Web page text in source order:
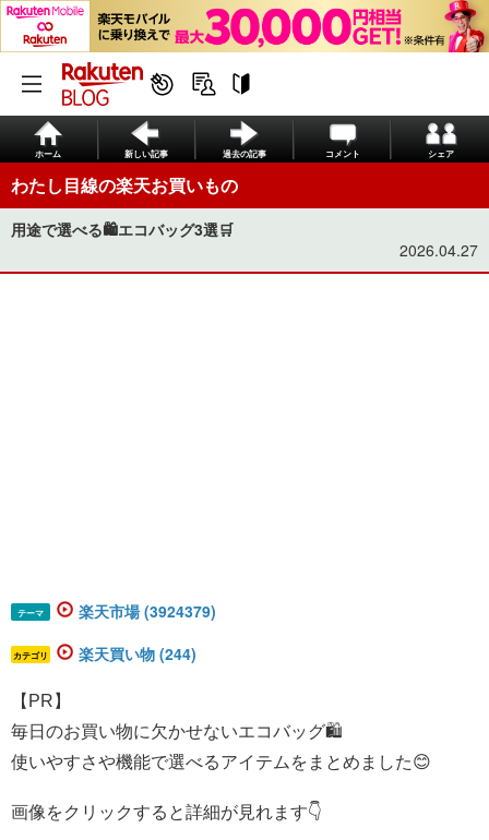
ホーム 新しい記事 過去の記事 コメント シェア
わたし目線の楽天お買いもの
用途で選べる🛍️エコバッグ3選🛒
2026.04.27
テーマ 楽天市場 (3924379)
カテゴリ 楽天買い物 (244)
【PR】
毎日のお買い物に欠かせないエコバッグ🛍️
使いやすさや機能で選べるアイテムをまとめました😊
画像をクリックすると詳細が見れます👇